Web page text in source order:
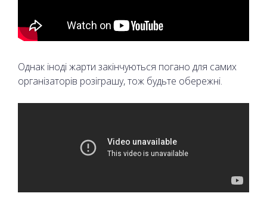
Однак іноді жарти закінчуються погано для самих
організаторів розіграшу, тож будьте обережні.